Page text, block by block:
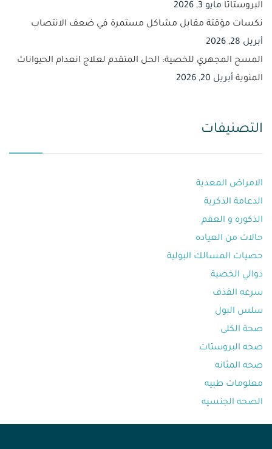
البروستاتا مايو 3, 2026
نكسات مؤقتة مقابل مشاكل مستمرة في ضعف الانتصاب
أبريل 28, 2026
المسح المجهري للخصية: الحل المتقدم لعلاج انعدام الحيوانات
المنوية أبريل 20, 2026
التصنيفات
الامراض المعدية
الدعامة الذكرية
الذكوره و العقم⁩
حالات من العياده⁩
حصيات المسالك البولية
دوالي الخصية
سرعه القذف⁩
سلس البول
صحة الكلى
صحه البروستات
صحه المثانه⁩
معلومات طبيه⁩